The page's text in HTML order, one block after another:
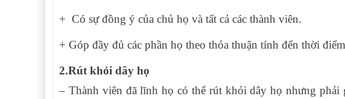
+ Có sự đồng ý của chủ họ và tất cả các thành viên.
+ Góp đầy đủ các phần họ theo thỏa thuận tính đến thời
2.Rút khỏi dây họ
– Thành viên đã lĩnh họ có thể rút khỏi dây họ nhưng phải